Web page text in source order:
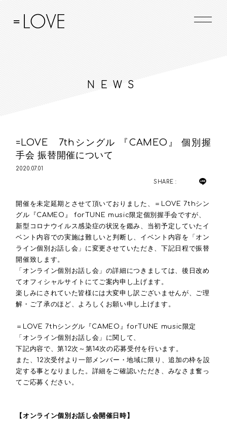
NEWS
=LOVE 7thシングル 『CAMEO』 個別握
手会 振替開催について
2020.07.01
SHARE :
開催を未定延期とさせて頂いておりました、＝LOVE 7thシン
グル『CAMEO』 forTUNE music限定個別握手会ですが、
新型コロナウイルス感染症の状況を鑑み、当初予定していたイ
ベント内容での実施は難しいと判断し、イベント内容を「オン
ライン個別お話し会」に変更させていただき、下記日程で振替
開催致します。
「オンライン個別お話し会」の詳細につきましては、後日改め
てオフィシャルサイトにてご案内申し上げます。
楽しみにされていた皆様には大変申し訳ございませんが、ご理
解・ご了承のほど、よろしくお願い申し上げます。
＝LOVE 7thシングル『CAMEO』forTUNE music限定
「オンライン個別お話し会」に関して、
下記内容で、第12次～第14次の応募受付を行います。
また、12次受付より一部メンバー・地域に限り、追加の枠を設
定する事となりました。詳細をご確認いただき、みなさま奮っ
てご応募ください。
【オンライン個別お話し会開催日時】